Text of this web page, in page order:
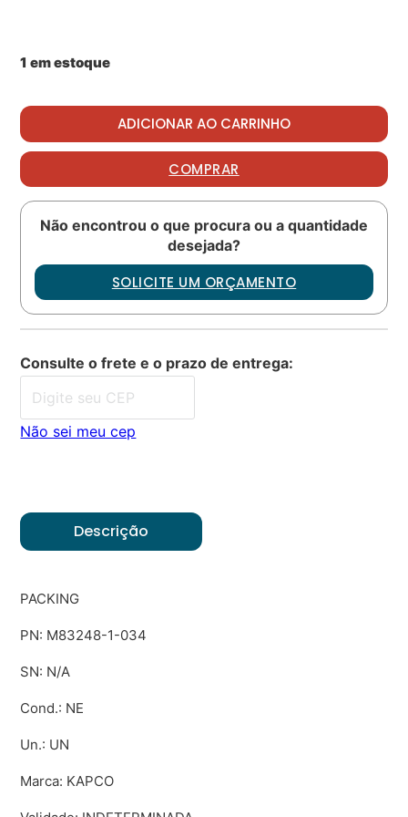
1 em estoque
Packing PN: M83248-1-034 quantidade
ADICIONAR AO CARRINHO
COMPRAR
Não encontrou o que procura ou a quantidade
desejada?
SOLICITE UM ORÇAMENTO
Consulte o frete e o prazo de entrega:
Não sei meu cep
Descrição
PACKING
PN: M83248-1-034
SN: N/A
Cond.: NE
Un.: UN
Marca: KAPCO